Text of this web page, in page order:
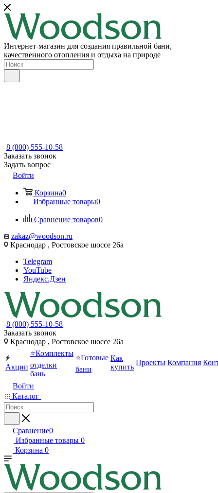
Интернет-магазин для создания правильной бани,
качественного отопления и отдыха на природе
8 (800) 555-10-58
Заказать звонок
Задать вопрос
Войти
Корзина0
Избранные товары0
Сравнение товаров0
zakaz@woodson.ru
Краснодар , Ростовское шоссе 26а
Telegram
YouTube
Яндекс.Дзен
8 (800) 555-10-58
Заказать звонок
Краснодар , Ростовское шоссе 26а
Акции
⭐Комплекты
отделки
бань
⭐Готовые
бани
Как
купить
Проекты Компания
Войти
Каталог
Сравнение0
Избранные товары 0
Корзина 0